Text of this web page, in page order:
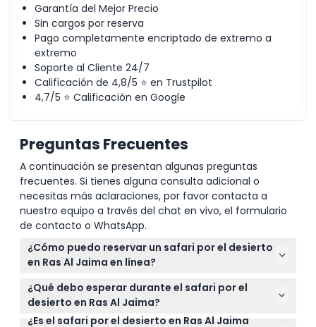
Garantía del Mejor Precio
Sin cargos por reserva
Pago completamente encriptado de extremo a
extremo
Soporte al Cliente 24/7
Calificación de 4,8/5 ⭐ en Trustpilot
4,7/5 ⭐ Calificación en Google
Preguntas Frecuentes
A continuación se presentan algunas preguntas
frecuentes. Si tienes alguna consulta adicional o
necesitas más aclaraciones, por favor contacta a
nuestro equipo a través del chat en vivo, el formulario
de contacto o WhatsApp.
¿Cómo puedo reservar un safari por el desierto
en Ras Al Jaima en línea?
Puedes reservar fácilmente tu safari por el desierto
a través de este sitio web seleccionando la fecha y
¿Qué debo esperar durante el safari por el
desierto en Ras Al Jaima?
Espera una emocionante aventura todoterreno
¿Es el safari por el desierto en Ras Al Jaima